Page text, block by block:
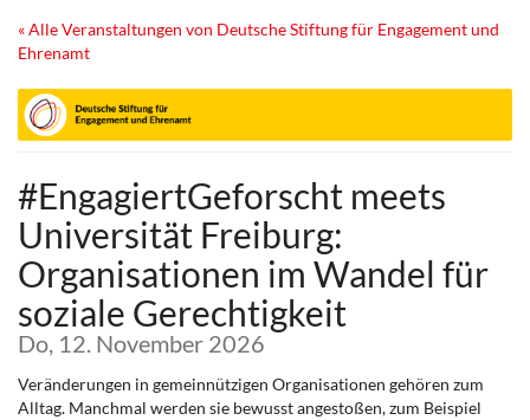
Zum
Haupt-
springen
« Alle Veranstaltungen von Deutsche Stiftung für Engagement und
Ehrenamt
#EngagiertGeforscht meets
Universität Freiburg:
Organisationen im Wandel für
soziale Gerechtigkeit
Do, 12. November 2026
Veränderungen in gemeinnützigen Organisationen gehören zum
Alltag. Manchmal werden sie bewusst angestoßen, zum Beispiel